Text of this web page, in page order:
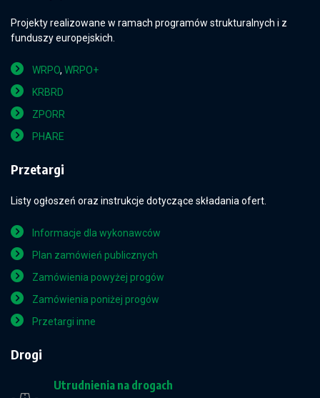
Projekty realizowane w ramach programów strukturalnych i z
funduszy europejskich.
WRPO, WRPO+
KRBRD
ZPORR
PHARE
Przetargi
Listy ogłoszeń oraz instrukcje dotyczące składania ofert.
Informacje dla wykonawców
Plan zamówień publicznych
Zamówienia powyżej progów
Zamówienia poniżej progów
Przetargi inne
Drogi
Utrudnienia na drogach